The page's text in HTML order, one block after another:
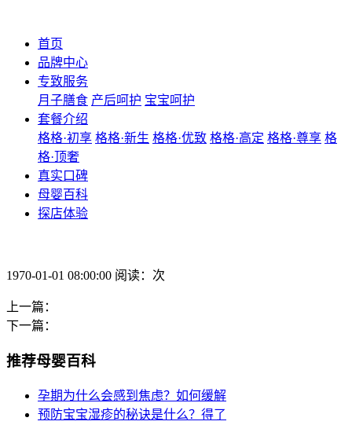
首页
品牌中心
专致服务
月子膳食 产后呵护 宝宝呵护
套餐介绍
格格·初享 格格·新生 格格·优致 格格·高定 格格·尊享 格
格·顶奢
真实口碑
母婴百科
探店体验
1970-01-01 08:00:00 阅读：次
上一篇：
下一篇：
推荐母婴百科
孕期为什么会感到焦虑？如何缓解
预防宝宝湿疹的秘诀是什么？得了